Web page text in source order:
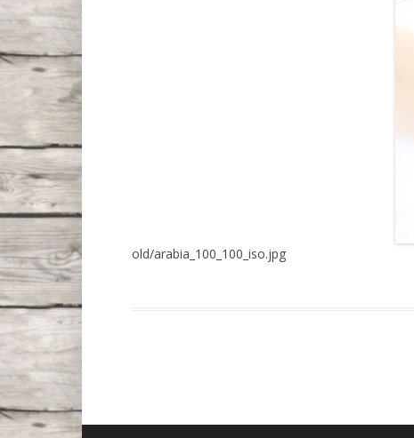
old/arabia_100_100_iso.jpg